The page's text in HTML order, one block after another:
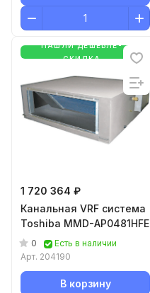
НАШЛИ ДЕШЕВЛЕ-
СКИДКА
1 720 364 ₽
Канальная VRF система
Toshiba MMD-AP0481HFE
0
Есть в наличии
Арт. 204190
В корзину